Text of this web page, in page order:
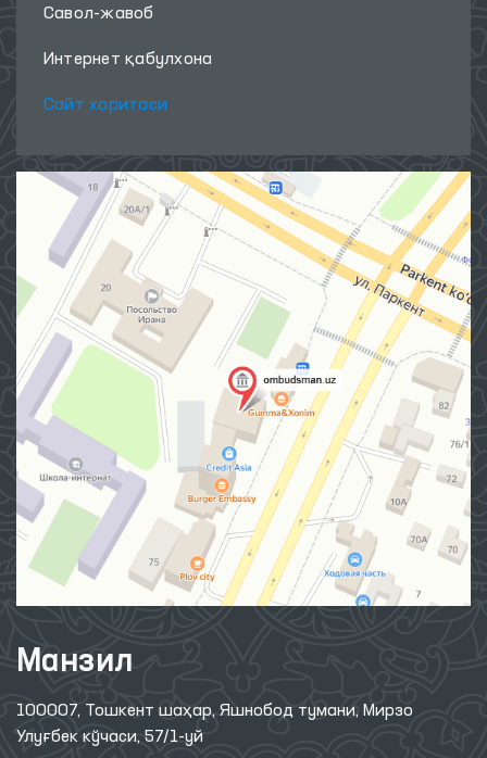
Савол-жавоб
Интернет қабулхона
Сайт харитаси
Манзил
100007, Тошкент шаҳар, Яшнобод тумани, Мирзо
Улуғбек кўчаси, 57/1-уй